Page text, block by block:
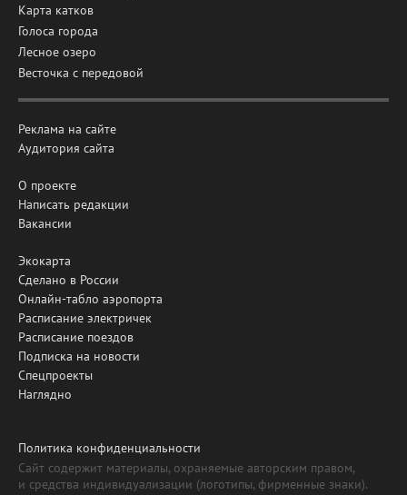
Карта катков
Голоса города
Лесное озеро
Весточка с передовой
Реклама на сайте
Аудитория сайта
О проекте
Написать редакции
Вакансии
Экокарта
Сделано в России
Онлайн-табло аэропорта
Расписание электричек
Расписание поездов
Подписка на новости
Спецпроекты
Наглядно
Политика конфиденциальности
Сайт содержит материалы, охраняемые авторским правом,
и средства индивидуализации (логотипы, фирменные знаки).